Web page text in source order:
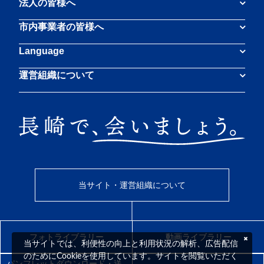
法人の皆様へ
市内事業者の皆様へ
Language
運営組織について
当サイト・運営組織について
フォトライブラリー 動画ライブラリー
当サイトでは、利便性の向上と利用状況の解析、広告配信
のためにCookieを使用しています。サイトを閲覧いただく